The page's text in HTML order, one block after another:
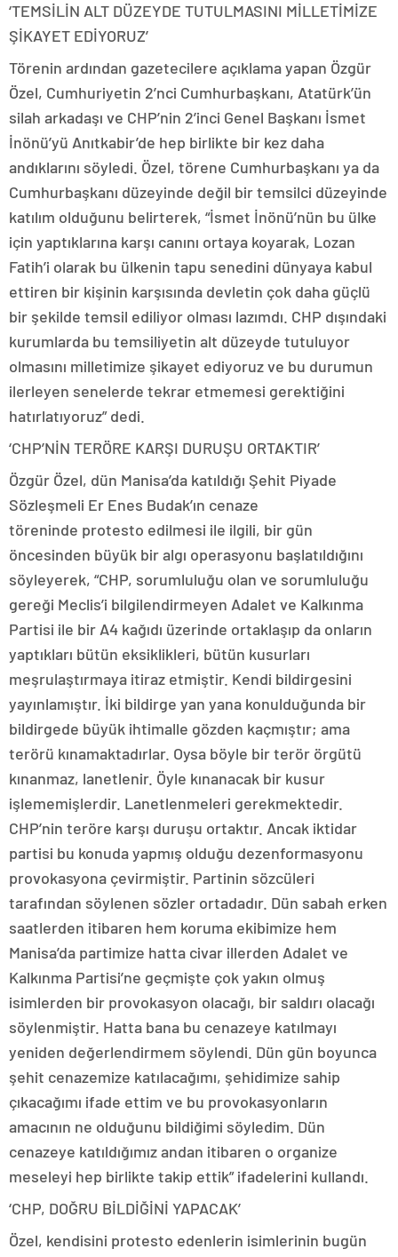
‘TEMSİLİN ALT DÜZEYDE TUTULMASINI MİLLETİMİZE
ŞİKAYET EDİYORUZ’
Törenin ardından gazetecilere açıklama yapan Özgür
Özel, Cumhuriyetin 2’nci Cumhurbaşkanı, Atatürk’ün
silah arkadaşı ve CHP’nin 2’inci Genel Başkanı İsmet
İnönü’yü Anıtkabir’de hep birlikte bir kez daha
andıklarını söyledi. Özel, törene Cumhurbaşkanı ya da
Cumhurbaşkanı düzeyinde değil bir temsilci düzeyinde
katılım olduğunu belirterek, “İsmet İnönü’nün bu ülke
için yaptıklarına karşı canını ortaya koyarak, Lozan
Fatih’i olarak bu ülkenin tapu senedini dünyaya kabul
ettiren bir kişinin karşısında devletin çok daha güçlü
bir şekilde temsil ediliyor olması lazımdı. CHP dışındaki
kurumlarda bu temsiliyetin alt düzeyde tutuluyor
olmasını milletimize şikayet ediyoruz ve bu durumun
ilerleyen senelerde tekrar etmemesi gerektiğini
hatırlatıyoruz” dedi.
‘CHP’NİN TERÖRE KARŞI DURUŞU ORTAKTIR’
Özgür Özel, dün Manisa’da katıldığı Şehit Piyade
Sözleşmeli Er Enes Budak’ın cenaze
töreninde protesto edilmesi ile ilgili, bir gün
öncesinden büyük bir algı operasyonu başlatıldığını
söyleyerek, “CHP, sorumluluğu olan ve sorumluluğu
gereği Meclis’i bilgilendirmeyen Adalet ve Kalkınma
Partisi ile bir A4 kağıdı üzerinde ortaklaşıp da onların
yaptıkları bütün eksiklikleri, bütün kusurları
meşrulaştırmaya itiraz etmiştir. Kendi bildirgesini
yayınlamıştır. İki bildirge yan yana konulduğunda bir
bildirgede büyük ihtimalle gözden kaçmıştır; ama
terörü kınamaktadırlar. Oysa böyle bir terör örgütü
kınanmaz, lanetlenir. Öyle kınanacak bir kusur
işlememişlerdir. Lanetlenmeleri gerekmektedir.
CHP’nin teröre karşı duruşu ortaktır. Ancak iktidar
partisi bu konuda yapmış olduğu dezenformasyonu
provokasyona çevirmiştir. Partinin sözcüleri
tarafından söylenen sözler ortadadır. Dün sabah erken
saatlerden itibaren hem koruma ekibimize hem
Manisa’da partimize hatta civar illerden Adalet ve
Kalkınma Partisi’ne geçmişte çok yakın olmuş
isimlerden bir provokasyon olacağı, bir saldırı olacağı
söylenmiştir. Hatta bana bu cenazeye katılmayı
yeniden değerlendirmem söylendi. Dün gün boyunca
şehit cenazemize katılacağımı, şehidimize sahip
çıkacağımı ifade ettim ve bu provokasyonların
amacının ne olduğunu bildiğimi söyledim. Dün
cenazeye katıldığımız andan itibaren o organize
meseleyi hep birlikte takip ettik” ifadelerini kullandı.
‘CHP, DOĞRU BİLDİĞİNİ YAPACAK’
Özel, kendisini protesto edenlerin isimlerinin bugün